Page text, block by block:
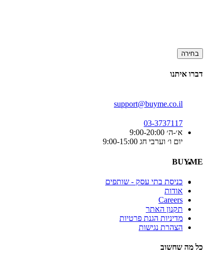
בחירה
דברו איתנו
support@buyme.co.il
03-3737117
א׳-ה׳ 9:00-20:00
יום ו׳ וערבי חג 9:00-15:00
BUYME
כניסת בתי עסק - שותפים
אודות
Careers
תקנון האתר
מדיניות הגנת פרטיות
הצהרת נגישות
כל מה שחשוב